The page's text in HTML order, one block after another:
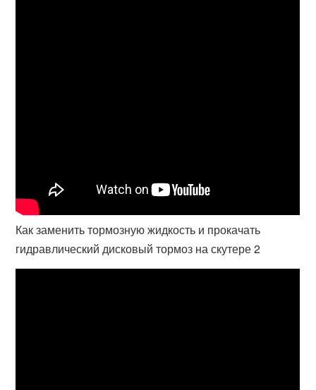
Как заменить тормозную жидкость и прокачать
гидравлический дисковый тормоз на скутере 2